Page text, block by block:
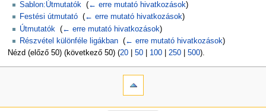
Sablon:Útmutatók (← erre mutató hivatkozások)
Festési útmutató (← erre mutató hivatkozások)
Útmutatók
(← erre mutató hivatkozások)
Részvétel különféle ligákban (← erre mutató hivatkozások)
Nézd (előző 50) (következő 50) (20| 50| 100| 250| 500).